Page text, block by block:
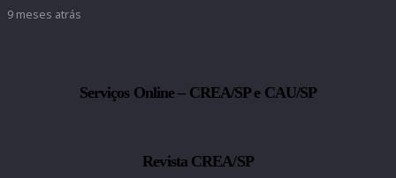
9 meses atrás
Serviços Online – CREA/SP e CAU/SP
Revista CREA/SP